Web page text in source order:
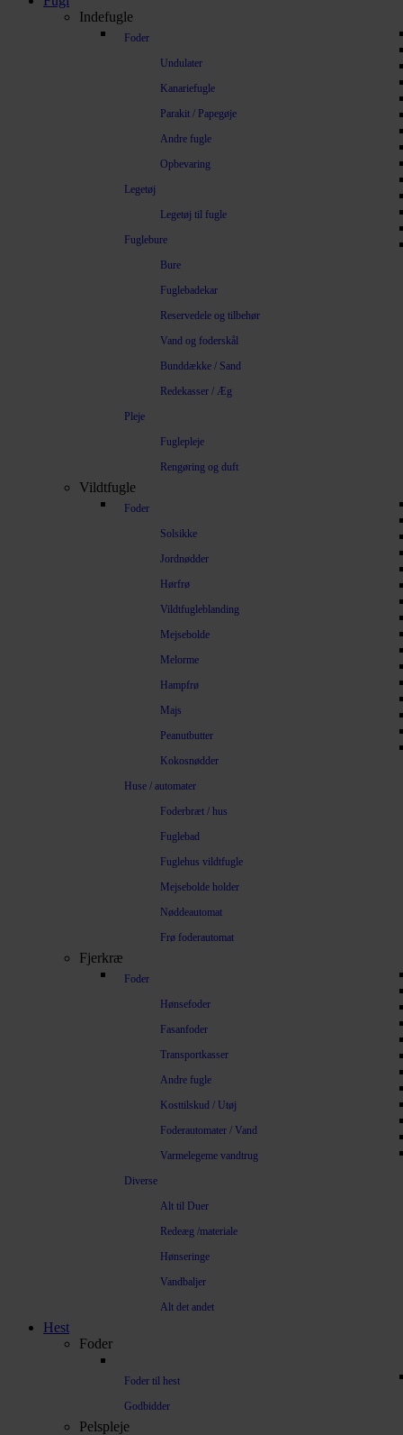
Indefugle
Foder
Undulater
Kanariefugle
Parakit / Papegøje
Andre fugle
Opbevaring
Legetøj
Legetøj til fugle
Fuglebure
Bure
Fuglebadekar
Reservedele og tilbehør
Vand og foderskål
Bunddække / Sand
Redekasser / Æg
Pleje
Fuglepleje
Rengøring og duft
Vildtfugle
Foder
Solsikke
Jordnødder
Hørfrø
Vildtfugleblanding
Mejsebolde
Melorme
Hampfrø
Majs
Peanutbutter
Kokosnødder
Huse / automater
Foderbræt / hus
Fuglebad
Fuglehus vildtfugle
Mejsebolde holder
Nøddeautomat
Frø foderautomat
Fjerkræ
Foder
Hønsefoder
Fasanfoder
Transportkasser
Andre fugle
Kosttilskud / Utøj
Foderautomater / Vand
Varmelegeme vandtrug
Diverse
Alt til Duer
Redeæg /materiale
Hønseringe
Vandbaljer
Alt det andet
Hest
Foder
Foder til hest
Godbidder
Pelspleje